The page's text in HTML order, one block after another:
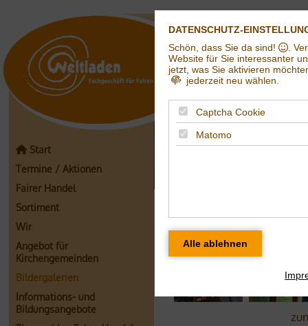
Start
Termine / Aktionen
Fairer Handel
Sortiment
Wir
Angebot für
Kirchengemeinden
Bildergalerien
Informations- und
Bildungsangebote
Weltladen in
DATENSCHUTZ-
Schön, dass Sie da sind!
.
Website für Sie interessanter
jetzt, was Sie aktivieren
jederzeit neu wählen.
Captcha Cookie
Matomo